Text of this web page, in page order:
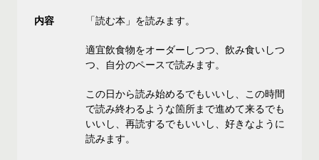
内容 「読む本」を読みます。
適宜飲食物をオーダーしつつ、飲み食いしつ
つ、自分のペースで読みます。
この日から読み始めるでもいいし、この時間
で読み終わるような箇所まで進めて来るでも
いいし、再読するでもいいし、好きなように
読みます。